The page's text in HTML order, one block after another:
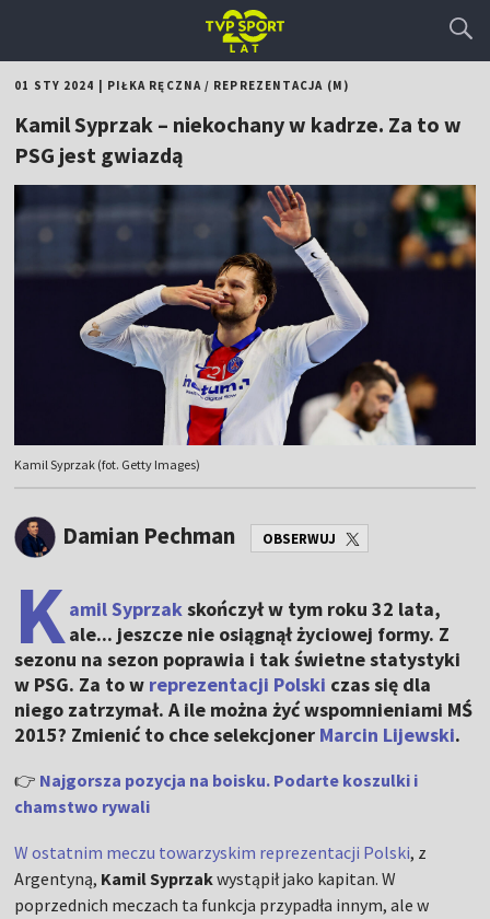
01 STY 2024 PIŁKA RĘCZNA/ REPREZENTACJA (M)
Kamil Syprzak – niekochany w kadrze. Za to w
PSG jest gwiazdą
Kamil Syprzak (fot. Getty Images)
Damian Pechman OBSERWUJ
Kamil Syprzakskończył w tym roku 32 lata,
ale... jeszcze nie osiągnął życiowej formy. Z
sezonu na sezon poprawia i tak świetne statystyki
w PSG. Za to w reprezentacji Polski czas się dla
niego zatrzymał. A ile można żyć wspomnieniami MŚ
2015? Zmienić to chce selekcjoner Marcin Lijewski.
👉 Najgorsza pozycja na boisku. Podarte koszulki i
chamstwo rywali
W ostatnim meczu towarzyskim reprezentacji Polski, z
Argentyną, Kamil Syprzakwystąpił jako kapitan. W
poprzednich meczach ta funkcja przypadła innym, ale w